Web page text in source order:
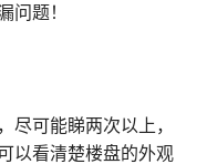
问题！
尽可能睇两次以上，
以看清楚楼盘的外观